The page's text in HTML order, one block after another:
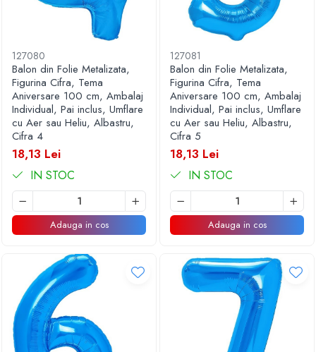
127080
Balon din Folie Metalizata,
Figurina Cifra, Tema
Aniversare 100 cm, Ambalaj
Individual, Pai inclus, Umflare
cu Aer sau Heliu, Albastru,
Cifra 4
18,13 Lei
IN STOC
Adauga in cos
127081
Balon din Folie Metalizata,
Figurina Cifra, Tema
Aniversare 100 cm, Ambalaj
Individual, Pai inclus, Umflare
cu Aer sau Heliu, Albastru,
Cifra 5
18,13 Lei
IN STOC
Adauga in cos